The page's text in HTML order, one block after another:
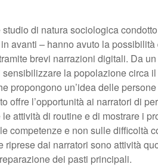
studio di natura sociologica
avanti – hanno avuto la
brevi narrazioni digitali. Da
la popolazione circa
propongono un’idea delle
offre l’opportunità ai narratori di
le attività di routine e di mostrare i
competenze e non sulle difficoltà
riprese dai narratori sono attività
dei pasti principali.